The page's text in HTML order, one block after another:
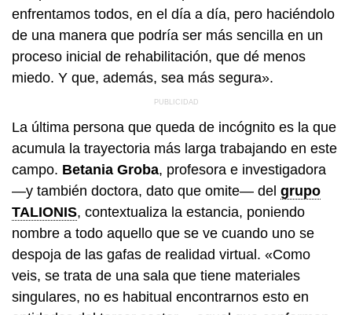
enfrentamos todos, en el día a día, pero haciéndolo
de una manera que podría ser más sencilla en un
proceso inicial de rehabilitación, que dé menos
miedo. Y que, además, sea más segura».
La última persona que queda de incógnito es la que
acumula la trayectoria más larga trabajando en este
campo. Betania Groba, profesora e investigadora
—y también doctora, dato que omite— del grupo
TALIONIS, contextualiza la estancia, poniendo
nombre a todo aquello que se ve cuando uno se
despoja de las gafas de realidad virtual. «Como
veis, se trata de una sala que tiene materiales
singulares, no es habitual encontrarnos esto en